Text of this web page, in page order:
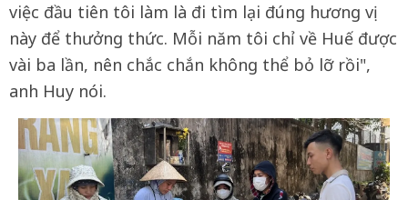
việc đầu tiên tôi làm là đi tìm lại đúng hương vị
này để thưởng thức. Mỗi năm tôi chỉ về Huế được
vài ba lần, nên chắc chắn không thể bỏ lỡ rồi",
anh Huy nói.